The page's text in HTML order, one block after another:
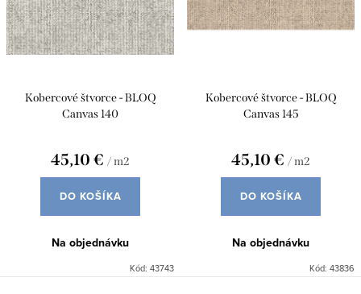
o
d
p
r
Kobercové štvorce - BLOQ
Canvas 140
45,10 € / m2
DO KOŠÍKA
Na objednávku
Kód: 43743
Kobercové štvorce - BLOQ
Canvas 145
45,10 € / m2
DO KOŠÍKA
Na objednávku
Kód: 43836